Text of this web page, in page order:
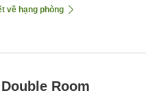
về hạng phòng
Room